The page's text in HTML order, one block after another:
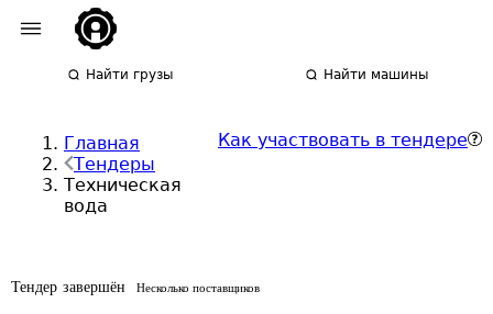
Найти грузы Найти машины
Главная
Тендеры
Техническая
вода
Как участвовать в тендере
Тендер завершён Несколько поставщиков